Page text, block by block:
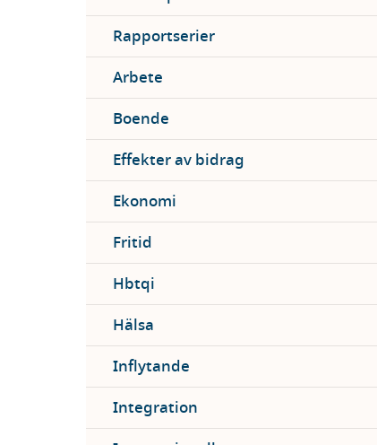
Rapportserier
Arbete
Boende
Effekter av bidrag
Ekonomi
Fritid
Hbtqi
Hälsa
Inflytande
Integration